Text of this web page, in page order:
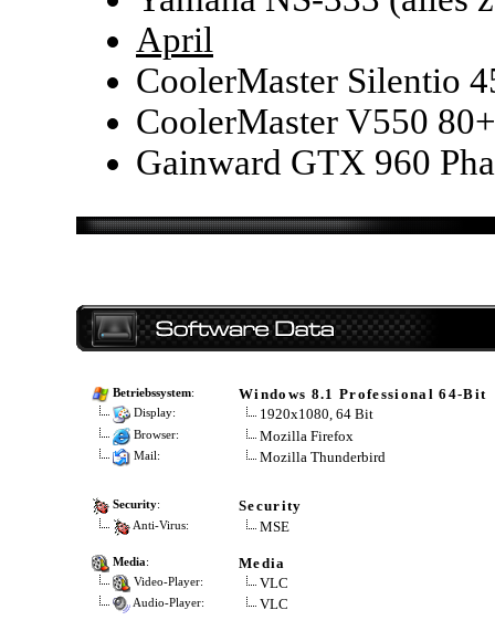
April
CoolerMaster Silentio
CoolerMaster V550
Gainward GTX 960
Betriebssystem: Windows 8.1 Professional 64-Bit
Display: 1920x1080, 64 Bit
Browser: Mozilla Firefox
Mail: Mozilla Thunderbird
Security: Security
Anti-Virus: MSE
Media: Media
Video-Player: VLC
Audio-Player: VLC